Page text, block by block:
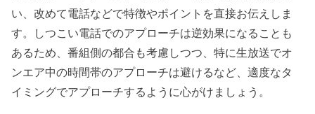
い、改めて電話などで特徴やポイントを直接お伝えしま
す。しつこい電話でのアプローチは逆効果になることも
あるため、番組側の都合も考慮しつつ、特に生放送でオ
ンエア中の時間帯のアプローチは避けるなど、適度なタ
イミングでアプローチするように心がけましょう。